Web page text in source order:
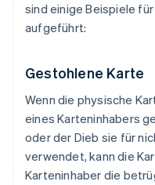
sind einige Beispiele
aufgeführt:
Gestohlene Karte
Wenn die physische
eines Karteninhabers
oder der Dieb sie für
verwendet, kann die
Karteninhaber die